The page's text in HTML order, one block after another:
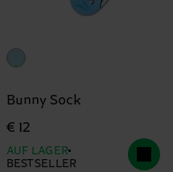
Bunny Sock
€ 12
AUF LAGER
BESTSELLER